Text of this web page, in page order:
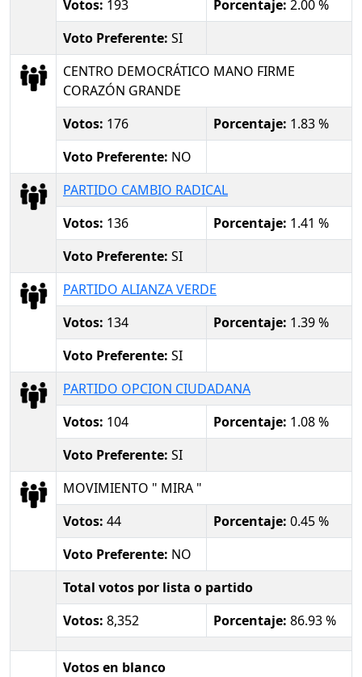
Votos: 193 Porcentaje: 2.00 %
Voto Preferente: SI
CENTRO DEMOCRÁTICO MANO FIRME
CORAZÓN GRANDE
Votos: 176 Porcentaje: 1.83 %
Voto Preferente: NO
PARTIDO CAMBIO RADICAL
Votos: 136 Porcentaje: 1.41 %
Voto Preferente: SI
PARTIDO ALIANZA VERDE
Votos: 134 Porcentaje: 1.39 %
Voto Preferente: SI
PARTIDO OPCION CIUDADANA
Votos: 104 Porcentaje: 1.08 %
Voto Preferente: SI
MOVIMIENTO " MIRA "
Votos: 44 Porcentaje: 0.45 %
Voto Preferente: NO
Total votos por lista o partido
Votos: 8,352 Porcentaje: 86.93 %
Votos en blanco